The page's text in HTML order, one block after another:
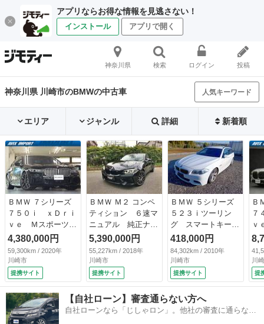
アプリならお得な情報を見逃さない！
インストール アプリで開く
神奈川県 検索 ログイン 投稿
神奈川県 川崎市のBMWの中古車 人気キーワード
エリア ジャンル 詳細 新着順
ＢＭＷ ７シリーズ
７５０ｉ ｘＤｒｉ
ｖｅ Ｍスポーツ
後期型 Ｄアシスト
プロ 茶革 ＳＲ
ＴＯＰ＆３Ｄビュ
ー ＨＵＤ ｈａｒ
ｍａｎ＆ｋａｒｄｏ
ｎ Ｓヒーター Ｆ
ベンチレーション
ＢＭＷレーザーライ
4,380,000円
59,300km / 2020年
川崎市
提携サイト
ＢＭＷ Ｍ２ コンペ
ティション ６速マ
ニュアル 純正ナ
ビ バックカメラ
車検１０年１月
（検10.1）
5,390,000円
55,227km / 2018年
川崎市
提携サイト
ＢＭＷ ５シリーズ
５２３ｉツーリン
グ スマートキー
プッシュスタート
パワーシート ＨＤ
Ｄナビ パワーステ
アリング パワーウ
ィンドウ （なし）
418,000円
84,302km / 2010年
川崎市
提携サイト
Ｂ
７
ｖ
ス
コ
Ｇ
ラ
禁
Ｏ
川
提
【自社ローン】審査通らない方へ
自社ローンなら「じしゃロン」。他社の審査に通らなか